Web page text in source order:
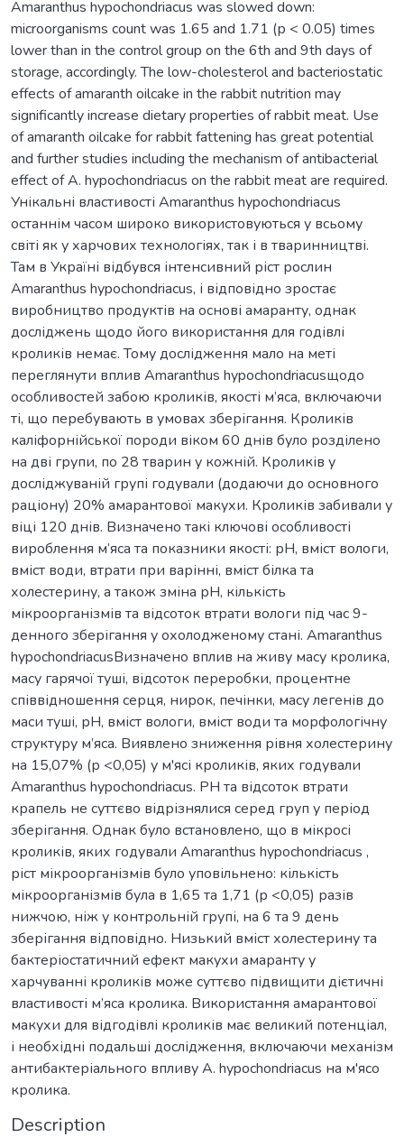
Amaranthus hypochondriacus was slowed down:
microorganisms count was 1.65 and 1.71 (р < 0.05) times
lower than in the control group on the 6th and 9th days of
storage, accordingly. The low-cholesterol and bacteriostatic
effects of amaranth oilcake in the rabbit nutrition may
significantly increase dietary properties of rabbit meat. Use
of amaranth oilcake for rabbit fattening has great potential
and further studies including the mechanism of antibacterial
effect of A. hypochondriacus on the rabbit meat are required.
Унікальні властивості Amaranthus hypochondriacus
останнім часом широко використовуються у всьому
світі як у харчових технологіях, так і в тваринництві.
Там в Україні відбувся інтенсивний ріст рослин
Amaranthus hypochondriacus, і відповідно зростає
виробництво продуктів на основі амаранту, однак
досліджень щодо його використання для годівлі
кроликів немає. Тому дослідження мало на меті
переглянути вплив Amaranthus hypochondriacusщодо
особливостей забою кроликів, якості м’яса, включаючи
ті, що перебувають в умовах зберігання. Кроликів
каліфорнійської породи віком 60 днів було розділено
на дві групи, по 28 тварин у кожній. Кроликів у
досліджуваній групі годували (додаючи до основного
раціону) 20% амарантової макухи. Кроликів забивали у
віці 120 днів. Визначено такі ключові особливості
вироблення м’яса та показники якості: рН, вміст вологи,
вміст води, втрати при варінні, вміст білка та
холестерину, а також зміна рН, кількість
мікроорганізмів та відсоток втрати вологи під час 9-
денного зберігання у охолодженому стані. Amaranthus
hypochondriacusВизначено вплив на живу масу кролика,
масу гарячої туші, відсоток переробки, процентне
співвідношення серця, нирок, печінки, масу легенів до
маси туші, рН, вміст вологи, вміст води та морфологічну
структуру м’яса. Виявлено зниження рівня холестерину
на 15,07% (р <0,05) у м'ясі кроликів, яких годували
Amaranthus hypochondriacus. РН та відсоток втрати
крапель не суттєво відрізнялися серед груп у період
зберігання. Однак було встановлено, що в мікросі
кроликів, яких годували Amaranthus hypochondriacus ,
ріст мікроорганізмів було уповільнено: кількість
мікроорганізмів була в 1,65 та 1,71 (р <0,05) разів
нижчою, ніж у контрольній групі, на 6 та 9 день
зберігання відповідно. Низький вміст холестерину та
бактеріостатичний ефект макухи амаранту у
харчуванні кроликів може суттєво підвищити дієтичні
властивості м’яса кролика. Використання амарантової
макухи для відгодівлі кроликів має великий потенціал,
і необхідні подальші дослідження, включаючи механізм
антибактеріального впливу A. hypochondriacus на м'ясо
кролика.
Description